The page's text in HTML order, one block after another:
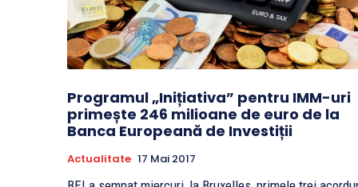
Programul „Inițiativa” pentru IMM-uri
primește 246 milioane de euro de la
Banca Europeană de Investiții
Actualitate 17 Mai 2017